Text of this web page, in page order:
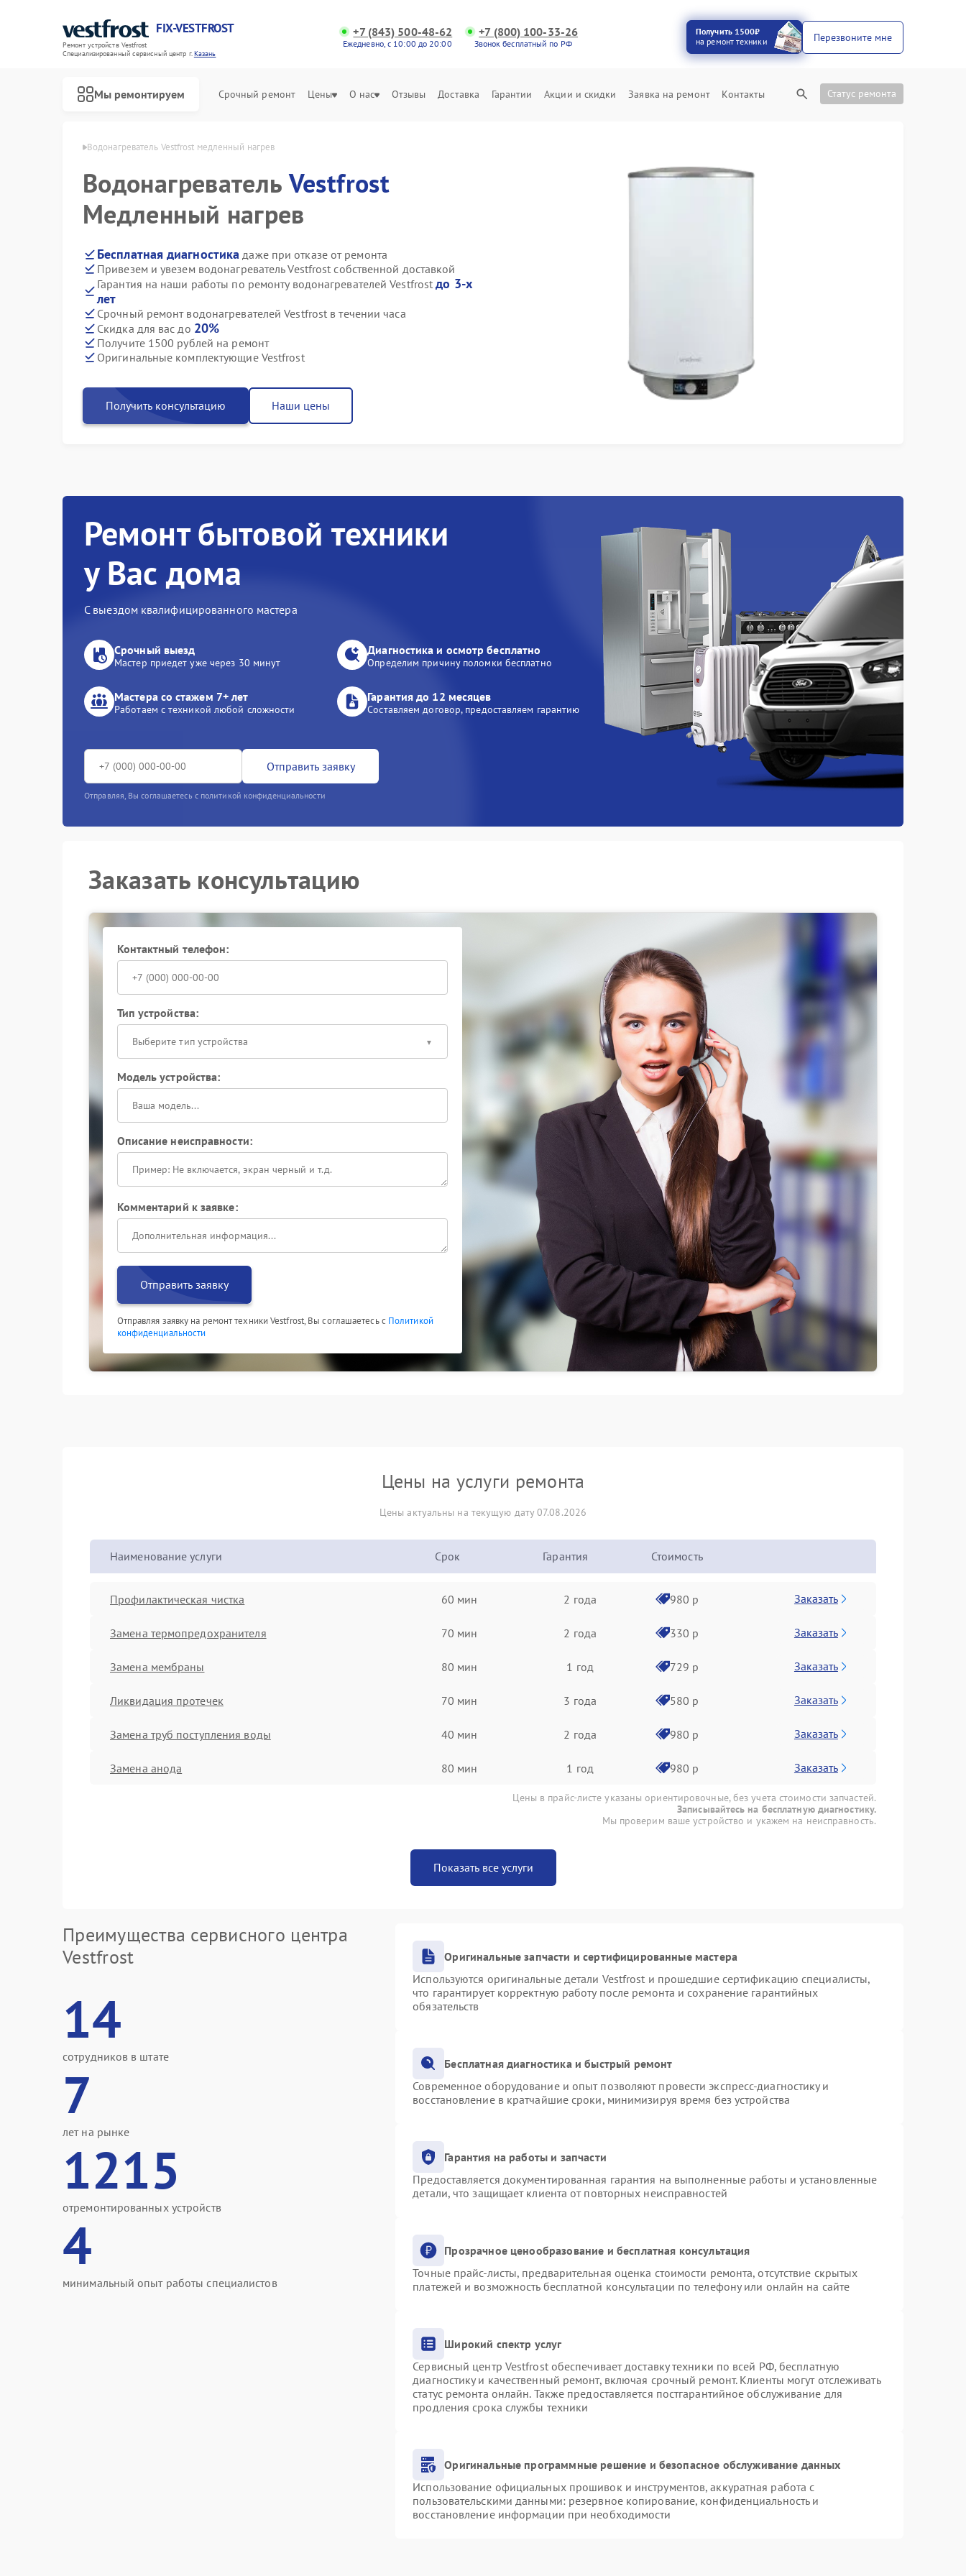
FIX-VESTFROST
Ремонт устройств Vestfrost
Специализированный cервисный центр г.Казань
+7 (843) 500-48-62
Ежедневно, с 10:00 до 20:00
+7 (800) 100-33-26
Звонок бесплатный по РФ
Получить 1500₽
на ремонт техники
Перезвоните мне
Мы ремонтируем Срочный ремонт Цены О нас Отзывы Доставка Гарантии Акции и скидки Заявка на ремонт Контакты Статус ремонта
Водонагреватель Vestfrost медленный нагрев
ВодонагревательVestfrost
Медленный нагрев
Бесплатная диагностика даже при отказе от ремонта
Привезем и увезем водонагреватель Vestfrost собственной доставкой
Гарантия на наши работы по ремонту водонагревателей Vestfrostдо 3-х
лет
Срочный ремонт водонагревателей Vestfrost в течении часа
Скидка для вас до 20%
Получите 1500 рублей на ремонт
Оригинальные комплектующие Vestfrost
Получить консультацию Наши цены
Ремонт бытовой техники
у Вас дома
С выездом квалифицированного мастера
Срочный выезд
Мастер приедет уже через 30 минут
Диагностика и осмотр бесплатно
Определим причину поломки бесплатно
Мастера со стажем 7+ лет
Работаем с техникой любой сложности
Гарантия до 12 месяцев
Составляем договор, предоставляем гарантию
Отправить заявку
Отправляя, Вы соглашаетесь с политикой конфиденциальности
Заказать консультацию
Контактный телефон:
Тип устройства:
Выберите тип устройства
Модель устройства:
Описание неисправности:
Комментарий к заявке:
Отправить заявку
Отправляя заявку на ремонт техники Vestfrost, Вы соглашаетесь с Политикой
конфиденциальности
Цены на услуги ремонта
Цены актуальны на текущую дату 07.08.2026
Наименование услуги Срок Гарантия Стоимость
Профилактическая чистка 60 мин 2 года 980 р Заказать
Замена термопредохранителя 70 мин 2 года 330 р Заказать
Замена мембраны 80 мин 1 год 729 р Заказать
Ликвидация протечек 70 мин 3 года 580 р Заказать
Замена труб поступления воды 40 мин 2 года 980 р Заказать
Замена анода 80 мин 1 год 980 р Заказать
Цены в прайс-листе указаны ориентировочные, без учета стоимости запчастей.
Записывайтесь на бесплатную диагностику.
Мы проверим ваше устройство и укажем на неисправность.
Показать все услуги
Преимущества сервисного центра
Vestfrost
14
сотрудников в штате
7
лет на рынке
1215
отремонтированных устройств
4
минимальный опыт работы специалистов
Оригинальные запчасти и сертифицированные мастера
Используются оригинальные детали Vestfrost и прошедшие сертификацию специалисты,
что гарантирует корректную работу после ремонта и сохранение гарантийных
обязательств
Бесплатная диагностика и быстрый ремонт
Современное оборудование и опыт позволяют провести экспресс-диагностику и
восстановление в кратчайшие сроки, минимизируя время без устройства
Гарантия на работы и запчасти
Предоставляется документированная гарантия на выполненные работы и установленные
детали, что защищает клиента от повторных неисправностей
Прозрачное ценообразование и бесплатная консультация
Точные прайс-листы, предварительная оценка стоимости ремонта, отсутствие скрытых
платежей и возможность бесплатной консультации по телефону или онлайн на сайте
Широкий спектр услуг
Сервисный центр Vestfrost обеспечивает доставку техники по всей РФ, бесплатную
диагностику и качественный ремонт, включая срочный ремонт. Клиенты могут отслеживать
статус ремонта онлайн. Также предоставляется постгарантийное обслуживание для
продления срока службы техники
Оригинальные программные решение и безопасное обслуживание данных
Использование официальных прошивок и инструментов, аккуратная работа с
пользовательскими данными: резервное копирование, конфиденциальность и
восстановление информации при необходимости